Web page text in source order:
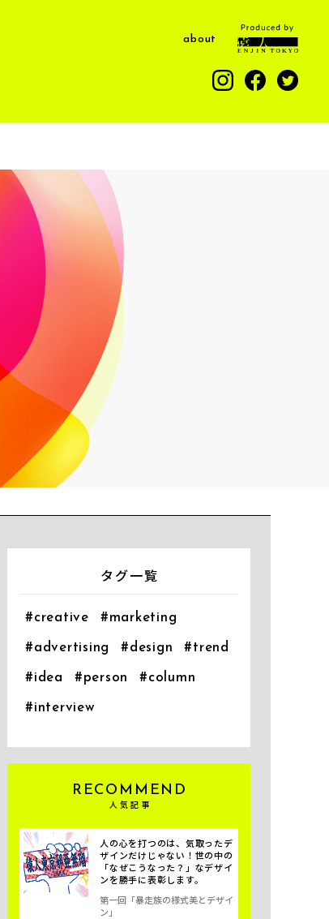
about
タグ一覧
#creative #marketing
#advertising #design #trend
#idea #person #column
#interview
RECOMMEND
人気記事
第一回「暴走族の様式美とデザイ
ン」
人の心を打つのは、気取ったデ
ザインだけじゃない！世の中の
「なぜこうなった？」なデザイ
ンを勝手に表彰します。